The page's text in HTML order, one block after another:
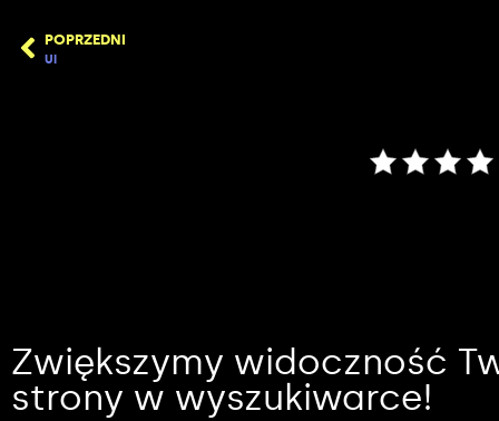
POPRZEDNI
UI
Zwiększymy widoczność
strony w wyszukiwarce!